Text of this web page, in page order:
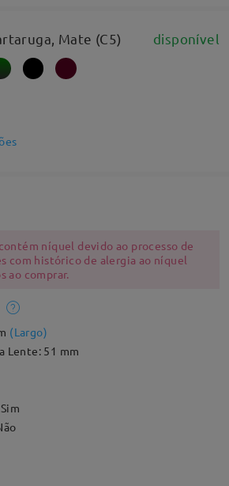
Mate (C5) disponível
níquel devido ao processo de
com histórico de alergia ao níquel
ao comprar.
(Largo)
Lente: 51 mm
Sim